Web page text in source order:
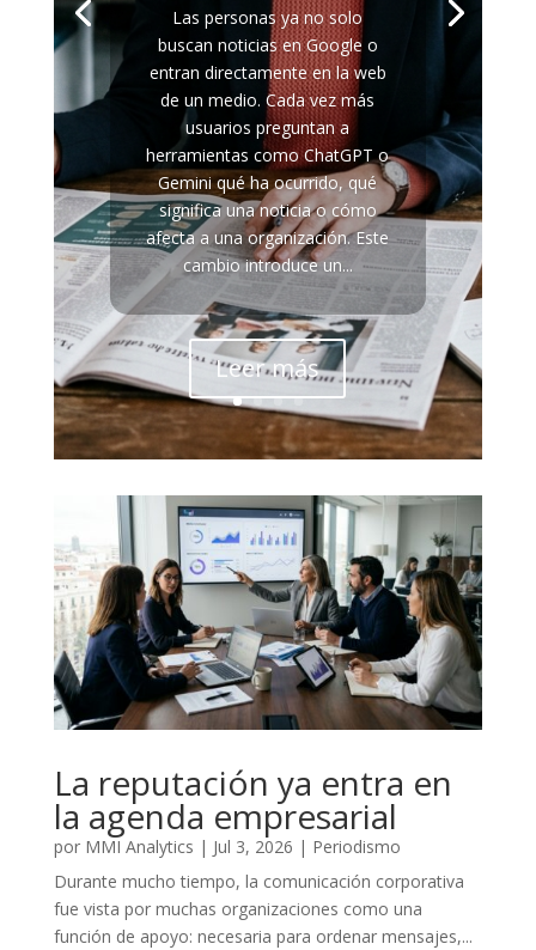
Las personas ya no solo
buscan noticias en Google o
entran directamente en la web
de un medio. Cada vez más
usuarios preguntan a
herramientas como ChatGPT o
Gemini qué ha ocurrido, qué
significa una noticia o cómo
afecta a una organización. Este
cambio introduce un...
Leer más
La reputación ya entra en
la agenda empresarial
por MMI Analytics | Jul 3, 2026 | Periodismo
Durante mucho tiempo, la comunicación corporativa
fue vista por muchas organizaciones como una
función de apoyo: necesaria para ordenar mensajes,...